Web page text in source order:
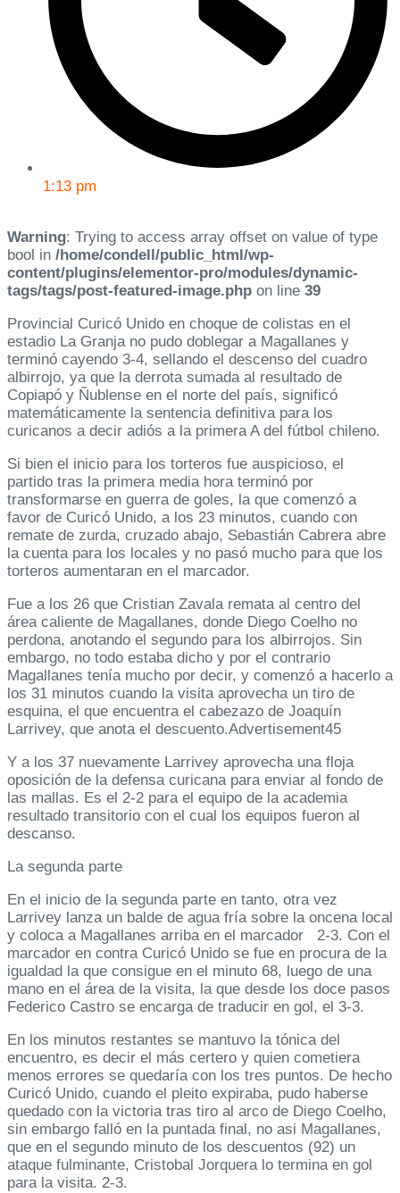
1:13 pm
Warning: Trying to access array offset on value of type
bool in /home/condell/public_html/wp-
content/plugins/elementor-pro/modules/dynamic-
tags/tags/post-featured-image.php on line 39
Provincial Curicó Unido en choque de colistas en el
estadio La Granja no pudo doblegar a Magallanes y
terminó cayendo 3-4, sellando el descenso del cuadro
albirrojo, ya que la derrota sumada al resultado de
Copiapó y Ñublense en el norte del país, significó
matemáticamente la sentencia definitiva para los
curicanos a decir adiós a la primera A del fútbol chileno.
Si bien el inicio para los torteros fue auspicioso, el
partido tras la primera media hora terminó por
transformarse en guerra de goles, la que comenzó a
favor de Curicó Unido, a los 23 minutos, cuando con
remate de zurda, cruzado abajo, Sebastián Cabrera abre
la cuenta para los locales y no pasó mucho para que los
torteros aumentaran en el marcador.
Fue a los 26 que Cristian Zavala remata al centro del
área caliente de Magallanes, donde Diego Coelho no
perdona, anotando el segundo para los albirrojos. Sin
embargo, no todo estaba dicho y por el contrario
Magallanes tenía mucho por decir, y comenzó a hacerlo a
los 31 minutos cuando la visita aprovecha un tiro de
esquina, el que encuentra el cabezazo de Joaquín
Larrivey, que anota el descuento.Advertisement45
Y a los 37 nuevamente Larrivey aprovecha una floja
oposición de la defensa curicana para enviar al fondo de
las mallas. Es el 2-2 para el equipo de la academia
resultado transitorio con el cual los equipos fueron al
descanso.
La segunda parte
En el inicio de la segunda parte en tanto, otra vez
Larrivey lanza un balde de agua fría sobre la oncena local
y coloca a Magallanes arriba en el marcador 2-3. Con el
marcador en contra Curicó Unido se fue en procura de la
igualdad la que consigue en el minuto 68, luego de una
mano en el área de la visita, la que desde los doce pasos
Federico Castro se encarga de traducir en gol, el 3-3.
En los minutos restantes se mantuvo la tónica del
encuentro, es decir el más certero y quien cometiera
menos errores se quedaría con los tres puntos. De hecho
Curicó Unido, cuando el pleito expiraba, pudo haberse
quedado con la victoria tras tiro al arco de Diego Coelho,
sin embargo falló en la puntada final, no asi Magallanes,
que en el segundo minuto de los descuentos (92) un
ataque fulminante, Cristobal Jorquera lo termina en gol
para la visita. 2-3.